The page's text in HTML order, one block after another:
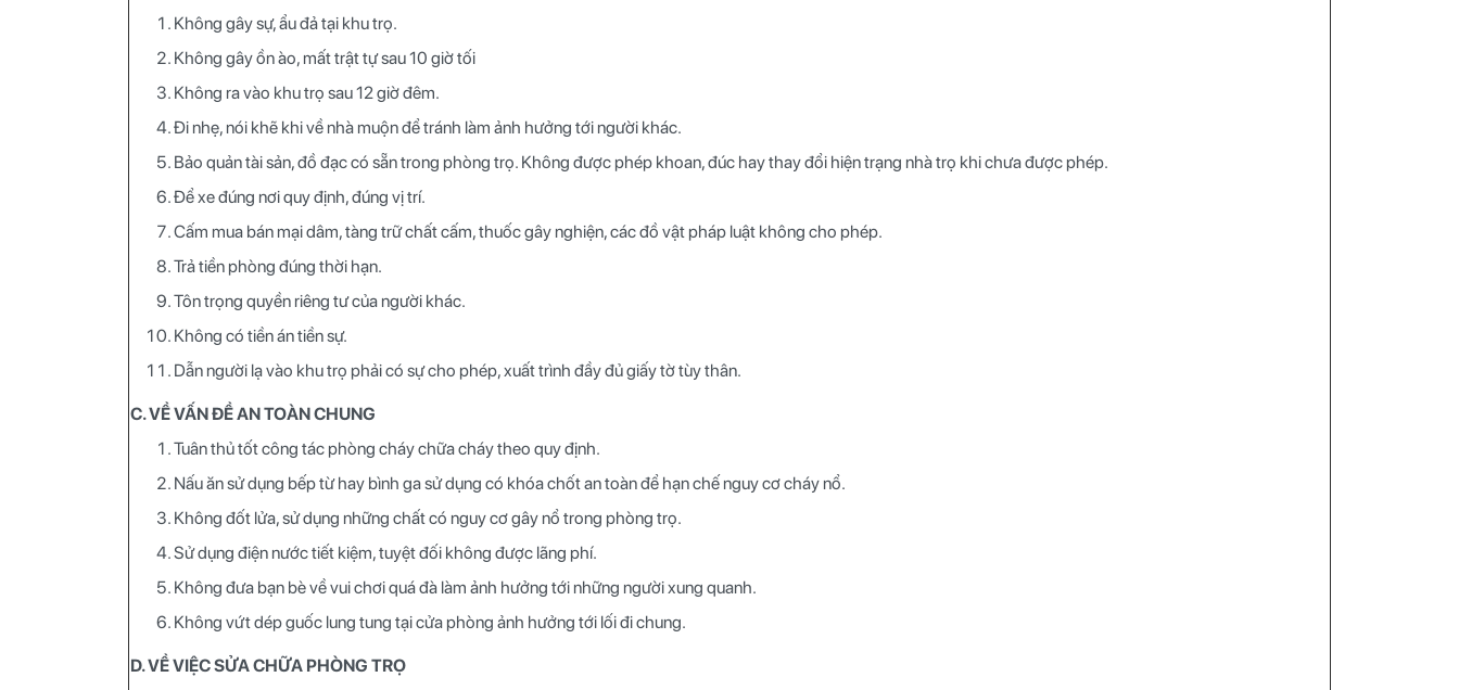
Không gây sự, ẩu đả tại khu trọ.
Không gây ồn ào, mất trật tự sau 10 giờ tối
Không ra vào khu trọ sau 12 giờ đêm.
Đi nhẹ, nói khẽ khi về nhà muộn để tránh làm ảnh hưởng tới người khác.
Bảo quản tài sản, đồ đạc có sẵn trong phòng trọ. Không được phép khoan, đúc hay thay đổi hiện trạng nhà trọ khi chưa được phép.
Để xe đúng nơi quy định, đúng vị trí.
Cấm mua bán mại dâm, tàng trữ chất cấm, thuốc gây nghiện, các đồ vật pháp luật không cho phép.
Trả tiền phòng đúng thời hạn.
Tôn trọng quyền riêng tư của người khác.
Không có tiền án tiền sự.
Dẫn người lạ vào khu trọ phải có sự cho phép, xuất trình đầy đủ giấy tờ tùy thân.
C. VỀ VẤN ĐỀ AN TOÀN CHUNG
Tuân thủ tốt công tác phòng cháy chữa cháy theo quy định.
Nấu ăn sử dụng bếp từ hay bình ga sử dụng có khóa chốt an toàn để hạn chế nguy cơ cháy nổ.
Không đốt lửa, sử dụng những chất có nguy cơ gây nổ trong phòng trọ.
Sử dụng điện nước tiết kiệm, tuyệt đối không được lãng phí.
Không đưa bạn bè về vui chơi quá đà làm ảnh hưởng tới những người xung quanh.
Không vứt dép guốc lung tung tại cửa phòng ảnh hưởng tới lối đi chung.
D. VỀ VIỆC SỬA CHỮA PHÒNG TRỌ